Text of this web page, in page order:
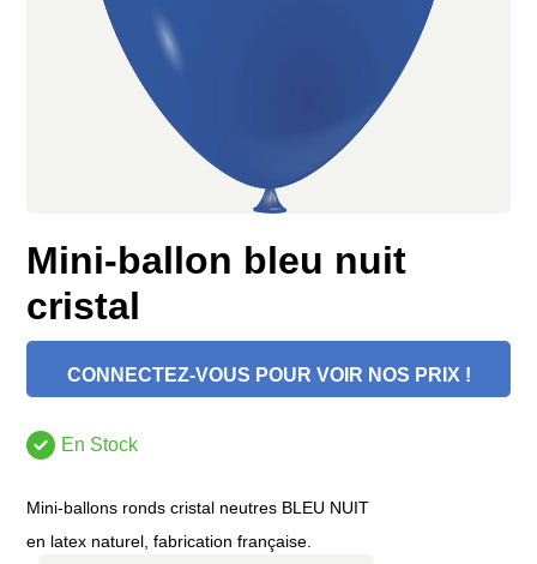
Mini-ballon bleu nuit
cristal
CONNECTEZ-VOUS POUR VOIR NOS PRIX !
En Stock
Mini-ballons ronds cristal neutres BLEU NUIT
en latex naturel, fabrication française.